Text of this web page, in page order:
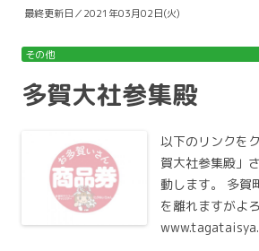
最終更新日／2021年03月02日(火)
その他
多賀大社参集殿
以下のリンクを
賀大社参集殿」
動します。 多賀
を離れますがよ